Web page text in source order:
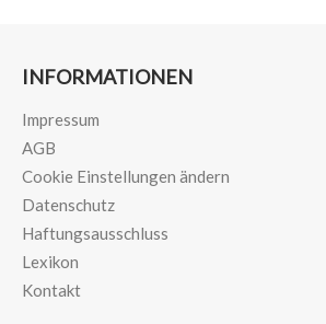
INFORMATIONEN
Impressum
AGB
Cookie Einstellungen ändern
Datenschutz
Haftungsausschluss
Lexikon
Kontakt